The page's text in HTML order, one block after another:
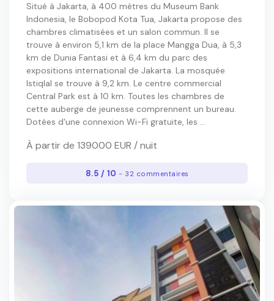
Situé à Jakarta, à 400 mètres du Museum Bank
Indonesia, le Bobopod Kota Tua, Jakarta propose des
chambres climatisées et un salon commun. Il se
trouve à environ 5,1 km de la place Mangga Dua, à 5,3
km de Dunia Fantasi et à 6,4 km du parc des
expositions international de Jakarta. La mosquée
Istiqlal se trouve à 9,2 km. Le centre commercial
Central Park est à 10 km. Toutes les chambres de
cette auberge de jeunesse comprennent un bureau.
Dotées d'une connexion Wi-Fi gratuite, les ...
À partir de 139000 EUR / nuit
8.5 / 10 - 32 commentaires